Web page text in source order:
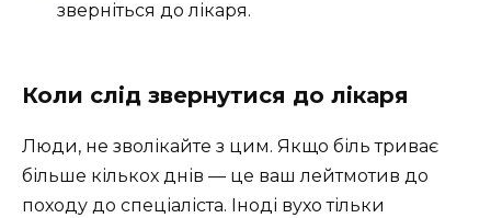
зверніться до лікаря.
Коли слід звернутися до лікаря
Люди, не зволікайте з цим. Якщо біль триває
більше кількох днів — це ваш лейтмотив до
походу до спеціаліста. Іноді вухо тільки